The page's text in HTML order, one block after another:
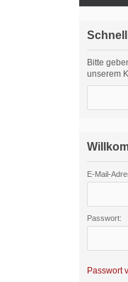
Bitte
unserem
E-Mail-
Passwort:
Passwort